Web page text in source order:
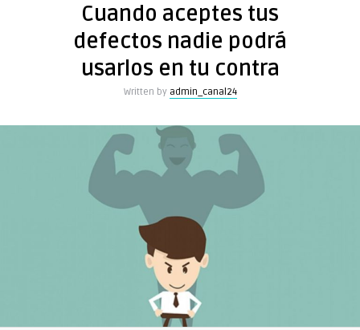
Cuando aceptes tus
defectos nadie podrá
usarlos en tu contra
Written by admin_canal24